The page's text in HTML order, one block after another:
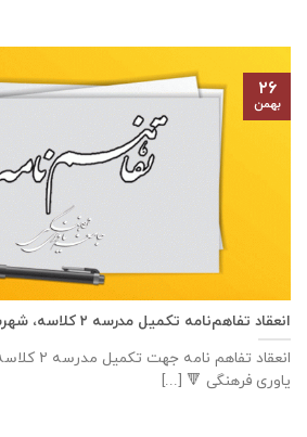
انعقاد تفاهم‌نامه تكميل مدرسه ٢ كلاسه، شهرستان اسفراين
ياوری فرهنگی 🔻 [...]
۲۶
بهمن